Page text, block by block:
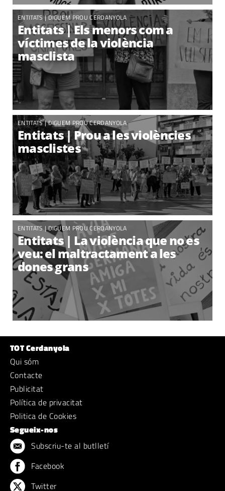
ENTITATS|DIGUEM PROU CERDANYOLA
Entitats | Els menors com a
víctimes de la violència
masclista
ENTITATS|DIGUEM PROU CERDANYOLA
Entitats | Prou a les violències
masclistes
ENTITATS |DIGUEM PROU CERDANYOLA
Entitats | La violència que no es
veu: el maltractament a les
dones grans
TOT Cerdanyola
Qui sóm
Contacte
Publicitat
Política de privacitat
Politica de Cookies
Segueix-nos
Subscriu-te al butlletí
Facebook
Twitter